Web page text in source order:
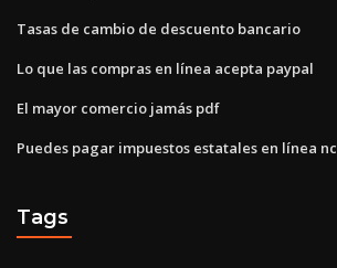
Tasas de cambio de descuento bancario
Lo que las compras en línea acepta paypal
El mayor comercio jamás pdf
Puedes pagar impuestos estatales en línea nc
Tags